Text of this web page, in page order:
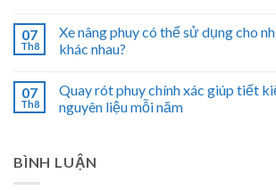
07
Th8
Xe nâng phuy có thể sử dụng cho
khác nhau?
07
Th8
Quay rót phuy chính xác giúp tiết
nguyên liệu mỗi năm
BÌNH LUẬN